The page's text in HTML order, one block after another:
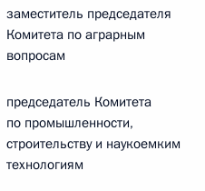
заместитель председателя
Комитета по аграрным
вопросам
председатель Комитета
по промышленности,
строительству и наукоемким
технологиям